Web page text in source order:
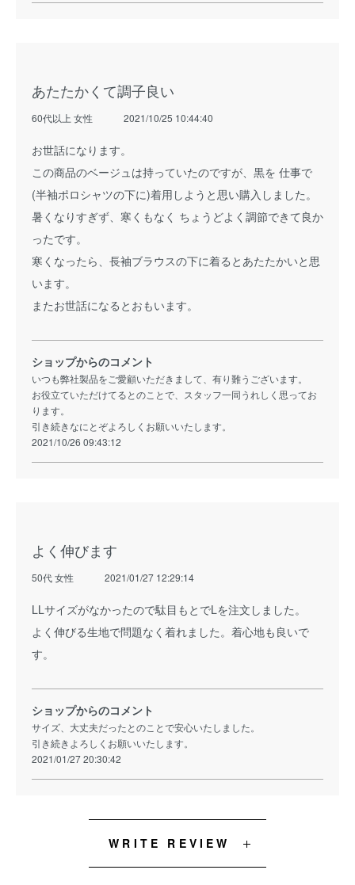
あたたかくて調子良い
60代以上 女性 2021/10/25 10:44:40
お世話になります。
この商品のベージュは持っていたのですが、黒を 仕事で
(半袖ポロシャツの下に)着用しようと思い購入しました。
暑くなりすぎず、寒くもなく ちょうどよく調節できて良か
ったです。
寒くなったら、長袖ブラウスの下に着るとあたたかいと思
います。
またお世話になるとおもいます。
ショップからのコメント
いつも弊社製品をご愛顧いただきまして、有り難うございます。
お役立ていただけてるとのことで、スタッフ一同うれしく思ってお
ります。
引き続きなにとぞよろしくお願いいたします。
2021/10/26 09:43:12
よく伸びます
50代 女性 2021/01/27 12:29:14
LLサイズがなかったので駄目もとでLを注文しました。
よく伸びる生地で問題なく着れました。着心地も良いで
す。
ショップからのコメント
サイズ、大丈夫だったとのことで安心いたしました。
引き続きよろしくお願いいたします。
2021/01/27 20:30:42
WRITE REVIEW